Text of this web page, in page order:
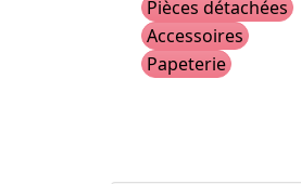
Pièces détachées
Accessoires
Papeterie